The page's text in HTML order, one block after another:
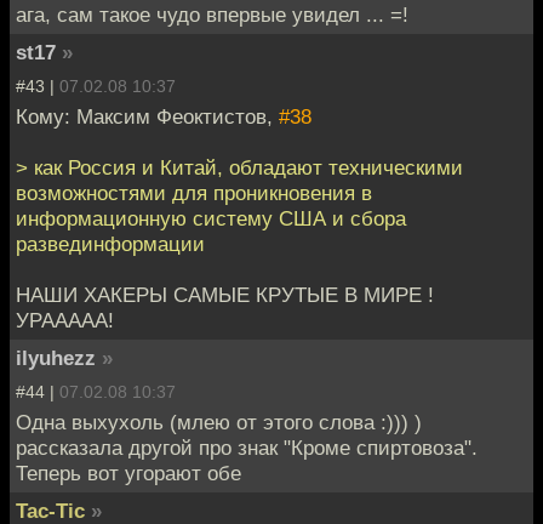
ага, сам такое чудо впервые увидел ... =!
st17 »
#43 | 07.02.08 10:37
Кому: Максим Феоктистов, #38
> как Россия и Китай, обладают техническими
возможностями для проникновения в
информационную систему США и сбора
развединформации
НАШИ ХАКЕРЫ САМЫЕ КРУТЫЕ В МИРЕ !
УРААААА!
ilyuhezz »
#44 | 07.02.08 10:37
Одна выхухоль (млею от этого слова :))) )
рассказала другой про знак "Кроме спиртовоза".
Теперь вот угорают обе
Tac-Tic »